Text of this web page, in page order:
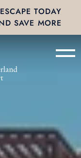
TODAY
SAVE MORE